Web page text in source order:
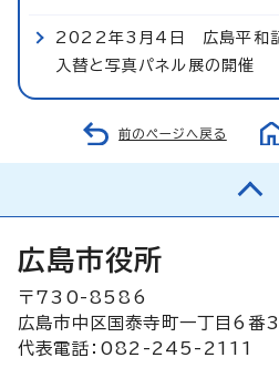
2022年3月4日 広島平和
入替と写真パネル展の開催
前のページへ戻る
広島市役所
〒730-8586
広島市中区国泰寺町一丁目6番
代表電話：082-245-2111